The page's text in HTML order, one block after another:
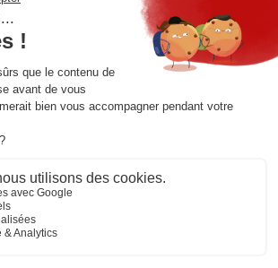
notre newsletter, vous acceptez notrepolitique de
sur